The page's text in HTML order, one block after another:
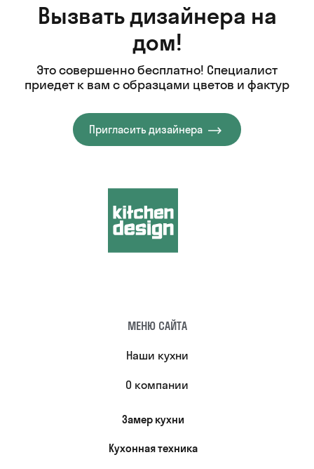
Вызвать дизайнера на
дом!
Это совершенно бесплатно! Специалист
приедет к вам с образцами цветов и фактур
Пригласить дизайнера
МЕНЮ САЙТА
Наши кухни
О компании
Замер кухни
Кухонная техника